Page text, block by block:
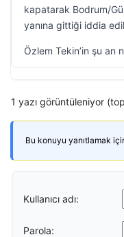
kapatarak Bodrum/
yanına gittiği iddia
Özlem Tekin’in şu an
1 yazı görüntüleniyor
Bu konuyu yanıtlamak
Kullanıcı adı:
Parola: